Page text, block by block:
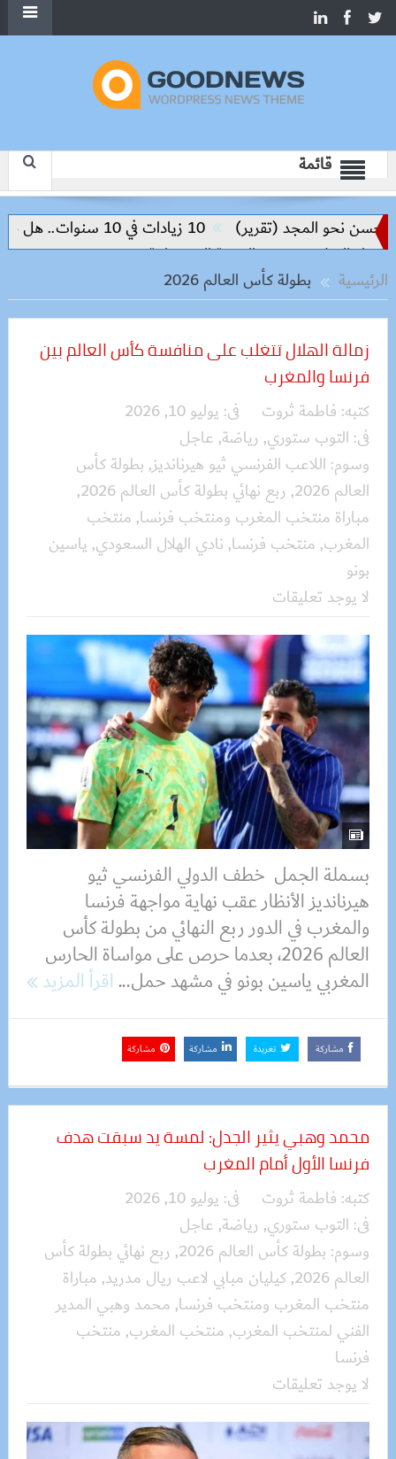
قائمة
10 زيادات في 10 سنوات.. هل حان الوقت لرفع دعم البنزين نهائيا؟
التنمية المستدامة
الرئيسية
بطولة كأس العالم 2026
زمالة الهلال تتغلب على منافسة كأس العالم بين
فرنسا والمغرب
كتبه: فاطمة ثروت فى: يوليو 10, 2026
فى: التوب ستوري, رياضة, عاجل
وسوم: اللاعب الفرنسي ثيو هيرنانديز, بطولة كأس
العالم 2026
, ربع نهائي بطولة كأس العالم 2026
,
مباراة منتخب المغرب ومنتخب فرنسا, منتخب
المغرب, منتخب فرنسا, نادي الهلال السعودي, ياسين
بونو
لا يوجد تعليقات
بسملة الجمل خطف الدولي الفرنسي ثيو
هيرنانديز الأنظار عقب نهاية مواجهة فرنسا
والمغرب في الدور ربع النهائي من بطولة كأس
العالم 2026، بعدما حرص على مواساة الحارس
المغربي ياسين بونو في مشهد حمل...اقرأ المزيد
مشاركة تغريدة مشاركة مشاركة
محمد وهبي يثير الجدل: لمسة يد سبقت هدف
فرنسا الأول أمام المغرب
كتبه: فاطمة ثروت فى: يوليو 10, 2026
فى: التوب ستوري, رياضة, عاجل
وسوم: بطولة كأس العالم 2026 , ربع نهائي بطولة كأس
العالم 2026
,كيليان مبابي لاعب ريال مدريد, مباراة
منتخب المغرب ومنتخب فرنسا, محمد وهبي المدير
الفني لمنتخب المغرب, منتخب المغرب, منتخب
فرنسا
لا يوجد تعليقات